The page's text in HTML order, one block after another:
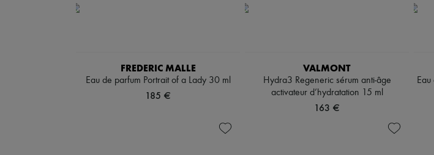
FREDERIC MALLE
Eau de parfum Portrait of a Lady 30 ml
185 €
VALMONT
Hydra3 Regeneric sérum anti-âge
activateur d’hydratation 15 ml
163 €